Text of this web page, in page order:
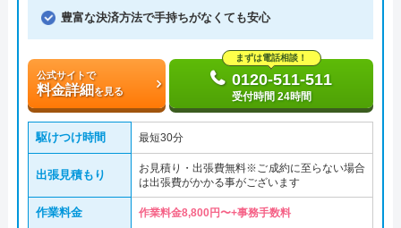
豊富な決済方法で手持ちがなくても安心
公式サイトで
料金詳細を見る
まずは電話相談！
0120-511-511
受付時間 24時間
駆けつけ時間 最短30分
出張見積もり
お見積り・出張費無料※ご成約に至らない場合
は出張費がかかる事がございます
作業料金 作業料金8,800円〜+事務手数料